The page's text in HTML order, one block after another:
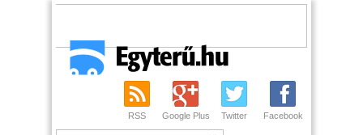
RSS Google Plus Twitter Facebook